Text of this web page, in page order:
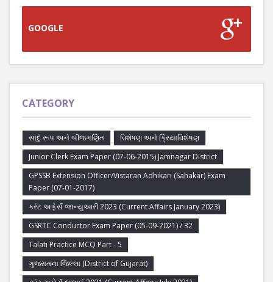
GOOGLE
CATEGORY
સાદું રૂપ અને બીજગણિત
વિશેષણ અને ક્રિયાવિશેષણ
Junior Clerk Exam Paper (07-06-2015) Jamnagar District
GPSSB Extension Officer/Vistaran Adhikari (Sahakar) Exam
Paper (07-01-2017)
કરંટ અફેર્સ જાન્યુઆરી 2023 (Current Affairs January 2023)
GSRTC Conductor Exam Paper (05-09-2021) / 32
Talati Practice MCQ Part - 5
ગુજરાતના જિલ્લા (District of Gujarat)